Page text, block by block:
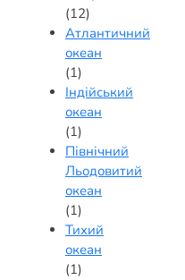
(12)
Атлантичний
океан
(1)
Індійський
океан
(1)
Північний
Льодовитий
океан
(1)
Тихий
океан
(1)